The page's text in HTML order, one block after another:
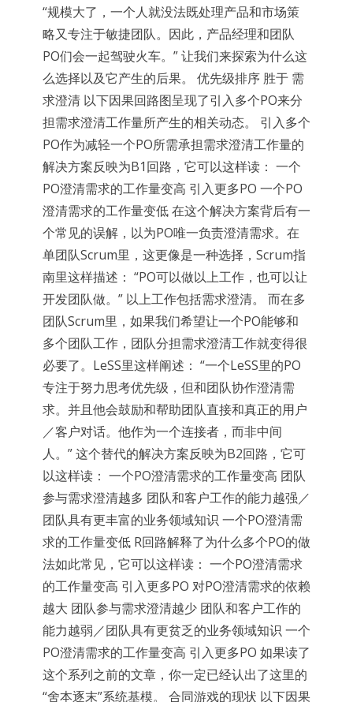
“规模大了，一个人就没法既处理产品和市场策
略又专注于敏捷团队。因此，产品经理和团队
PO们会一起驾驶火车。” 让我们来探索为什么这
么选择以及它产生的后果。 优先级排序 胜于 需
求澄清 以下因果回路图呈现了引入多个PO来分
担需求澄清工作量所产生的相关动态。 引入多个
PO作为减轻一个PO所需承担需求澄清工作量的
解决方案反映为B1回路，它可以这样读： 一个
PO澄清需求的工作量变高 引入更多PO 一个PO
澄清需求的工作量变低 在这个解决方案背后有一
个常见的误解，以为PO唯一负责澄清需求。在
单团队Scrum里，这更像是一种选择，Scrum指
南里这样描述： “PO可以做以上工作，也可以让
开发团队做。” 以上工作包括需求澄清。 而在多
团队Scrum里，如果我们希望让一个PO能够和
多个团队工作，团队分担需求澄清工作就变得很
必要了。LeSS里这样阐述： “一个LeSS里的PO
专注于努力思考优先级，但和团队协作澄清需
求。并且他会鼓励和帮助团队直接和真正的用户
／客户对话。他作为一个连接者，而非中间
人。” 这个替代的解决方案反映为B2回路，它可
以这样读： 一个PO澄清需求的工作量变高 团队
参与需求澄清越多 团队和客户工作的能力越强／
团队具有更丰富的业务领域知识 一个PO澄清需
求的工作量变低 R回路解释了为什么多个PO的做
法如此常见，它可以这样读： 一个PO澄清需求
的工作量变高 引入更多PO 对PO澄清需求的依赖
越大 团队参与需求澄清越少 团队和客户工作的
能力越弱／团队具有更贫乏的业务领域知识 一个
PO澄清需求的工作量变高 引入更多PO 如果读了
这个系列之前的文章，你一定已经认出了这里的
“舍本逐末”系统基模。 合同游戏的现状 以下因果